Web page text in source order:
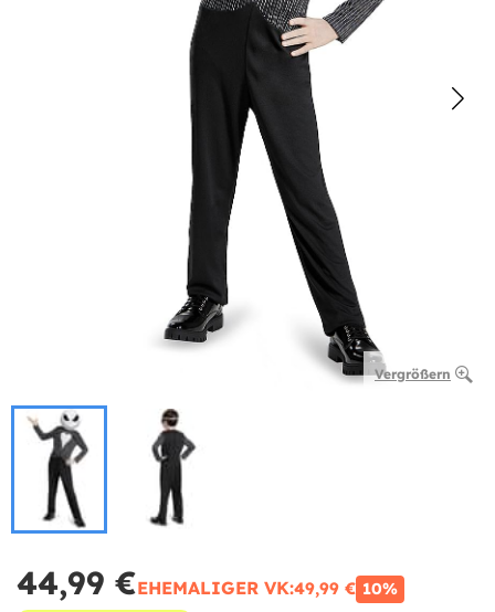
Vergrößern
44,99 €EHEMALIGER VK:49,99 € 10%